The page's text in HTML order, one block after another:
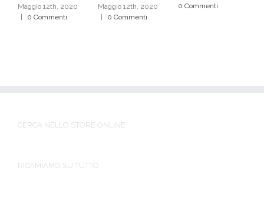
Maggio 12th, 2020
|
0 Commenti
Maggio 12th, 2020
|
0 Commenti
0 Commenti
CERCA NELLO STORE ONLINE
RICAMIAMO SU TUTTO